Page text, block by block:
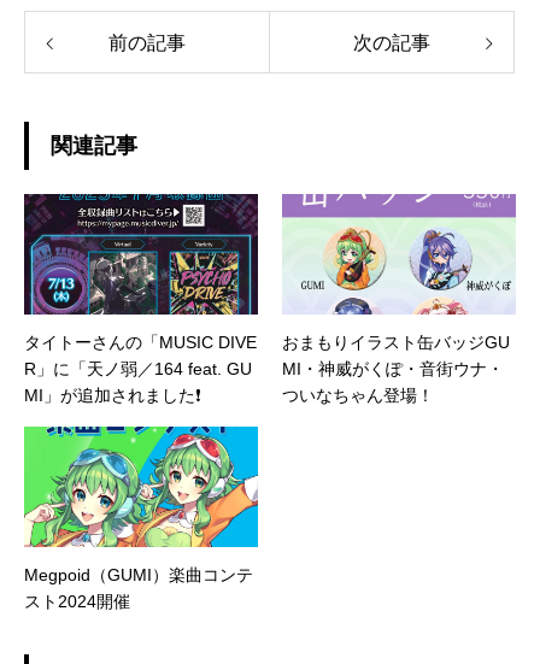
前の記事 次の記事
関連記事
タイトーさんの「MUSIC DIVE
R」に「天ノ弱／164 feat. GU
MI」が追加されました❗️
おまもりイラスト缶バッジGU
MI・神威がくぽ・音街ウナ・
ついなちゃん登場！
Megpoid（GUMI）楽曲コンテ
スト2024開催